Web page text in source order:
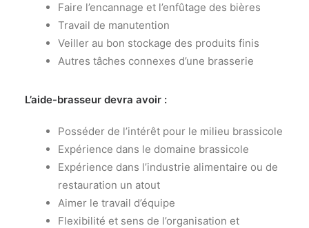
Faire l’encannage et l’enfûtage des bières
Travail de manutention
Veiller au bon stockage des produits finis
Autres tâches connexes d’une brasserie
L’aide-brasseur devra avoir :
Posséder de l’intérêt pour le milieu brassicole
Expérience dans le domaine brassicole
Expérience dans l’industrie alimentaire ou de
restauration un atout
Aimer le travail d’équipe
Flexibilité et sens de l’organisation et